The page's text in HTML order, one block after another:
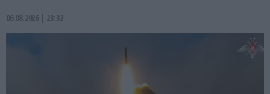
06.08.2026 | 23:32